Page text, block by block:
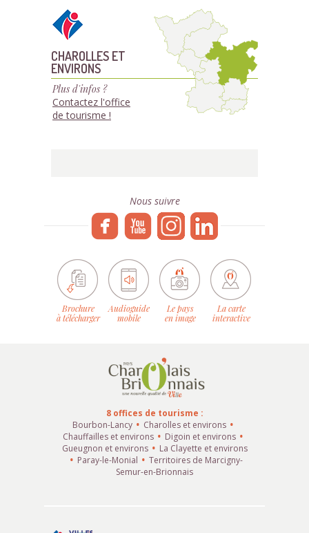
CHAROLLES ET
ENVIRONS
Plus d'infos ?
Contactez l'office
de tourisme !
Nous suivre
Brochure
à télécharger
Audioguide
mobile
Le pays
en image
La carte
interactive
8 offices de tourisme :
Bourbon-Lancy
Charolles et environs
Chauffailles et environs
Digoin et environs
Gueugnon et environs
La Clayette et environs
Paray-le-Monial
Territoires de Marcigny-
Semur-en-Brionnais